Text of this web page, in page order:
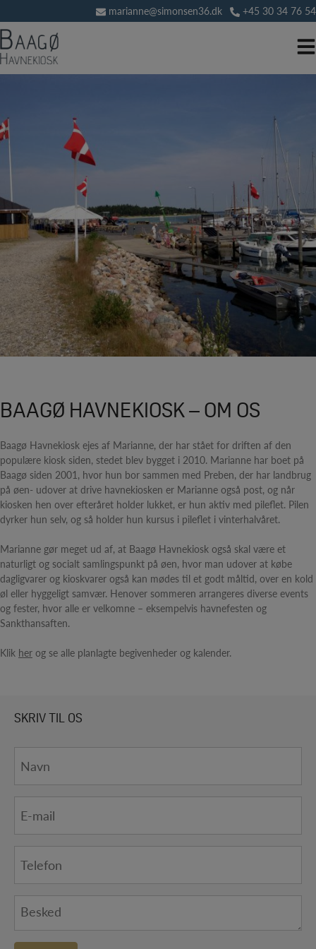
til
indholdet
marianne@simonsen36.dk +45 30 34 76 54
BAAGØ HAVNEKIOSK – OM OS
Baagø Havnekiosk ejes af Marianne, der har stået for driften af den
populære kiosk siden, stedet blev bygget i 2010. Marianne har boet på
Baagø siden 2001, hvor hun bor sammen med Preben, der har landbrug
på øen- udover at drive havnekiosken er Marianne også post, og når
kiosken hen over efteråret holder lukket, er hun aktiv med pileflet. Pilen
dyrker hun selv, og så holder hun kursus i pileflet i vinterhalvåret.
Marianne gør meget ud af, at Baagø Havnekiosk også skal være et
naturligt og socialt samlingspunkt på øen, hvor man udover at købe
dagligvarer og kioskvarer også kan mødes til et godt måltid, over en kold
øl eller hyggeligt samvær. Henover sommeren arrangeres diverse events
og fester, hvor alle er velkomne – eksempelvis havnefesten og
Sankthansaften.
Klik her og se alle planlagte begivenheder og kalender.
SKRIV TIL OS
mail
*